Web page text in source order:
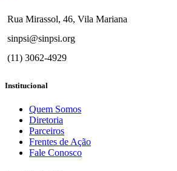
Rua Mirassol, 46, Vila Mariana
sinpsi@sinpsi.org
(11) 3062-4929
Institucional
Quem Somos
Diretoria
Parceiros
Frentes de Ação
Fale Conosco